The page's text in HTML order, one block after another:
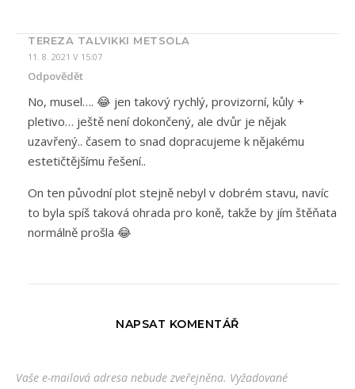
TEREZA TALVIKKI METSOLA
11. 8. 2021 V 15:07
Odpovědět
No, musel…. 😂 jen takový rychlý, provizorní, kůly +
pletivo… ještě není dokončený, ale dvůr je nějak
uzavřený.. časem to snad dopracujeme k nějakému
estetičtějšímu řešení..
On ten původní plot stejně nebyl v dobrém stavu, navíc
to byla spíš taková ohrada pro koně, takže by jím štěňata
normálně prošla 😂
NAPSAT KOMENTÁŘ
Vaše e-mailová adresa nebude zveřejněna. Vyžadované